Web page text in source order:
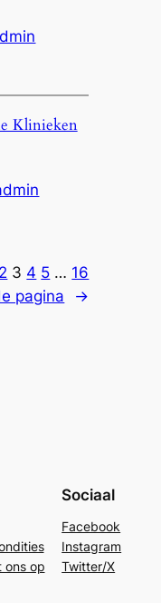
Klinieken
2 3 4 5 … 16
pagina
→
ons op
Sociaal
Facebook
Instagram
Twitter/X